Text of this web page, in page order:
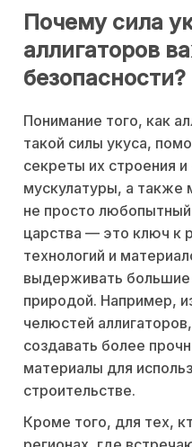
Почему сила
аллигаторов
безопасности?
Понимание того, как
такой силы укуса,
секреты их строения
мускулатуры, а также
не просто
царства — это ключ к
технологий и
выдерживать большие
природой. Например,
челюстей
создавать более
материалы для
строительстве.
Кроме того, для тех,